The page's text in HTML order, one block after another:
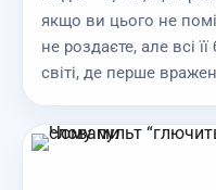
якщо ви цього не
не роздаєте, але всі
світі, де перше